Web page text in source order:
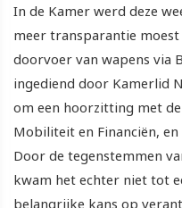
In de Kamer werd deze
meer transparantie
doorvoer van wapens via
ingediend door Kamerlid
om een hoorzitting met
Mobiliteit en Financiën,
Door de tegenstemmen
kwam het echter niet tot
belangrijke kans op